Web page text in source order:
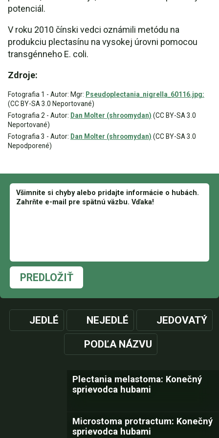
potenciál.
V roku 2010 čínski vedci oznámili metódu na
produkciu plectasínu na vysokej úrovni pomocou
transgénneho E. coli.
Zdroje:
Fotografia 1 - Autor: Mgr: Pseudoplectania_nigrella_60116.jpg:
(CC BY-SA 3.0 Neportované)
Fotografia 2 - Autor: Dan Molter (shroomydan) (CC BY-SA 3.0
Neportované)
Fotografia 3 - Autor: Dan Molter (shroomydan) (CC BY-SA 3.0
Nepodporené)
PREDLOŽIŤ
JEDLÉ NEJEDLÉ JEDOVATÝ
PODĽA NÁZVU
Plectania melastoma: Konečný
sprievodca hubami
Microstoma protractum: Konečný
sprievodca hubami